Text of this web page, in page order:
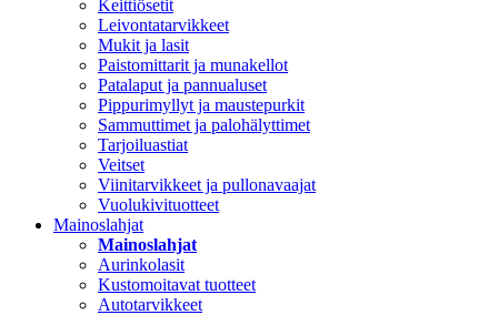
Keittiösetit
Leivontatarvikkeet
Mukit ja lasit
Paistomittarit ja munakellot
Patalaput ja pannualuset
Pippurimyllyt ja maustepurkit
Sammuttimet ja palohälyttimet
Tarjoiluastiat
Veitset
Viinitarvikkeet ja pullonavaajat
Vuolukivituotteet
Mainoslahjat
Mainoslahjat
Aurinkolasit
Kustomoitavat tuotteet
Autotarvikkeet